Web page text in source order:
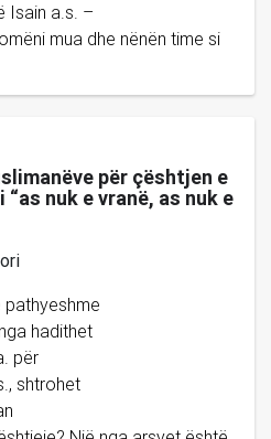
Isain a.s. –
mua dhe nënën time si
për çështjen e
nuk e vranë, as nuk e
pathyeshme
hadithet
për
shtrohet